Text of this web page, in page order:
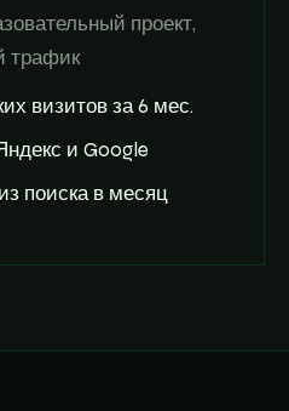
проект,
трафик
визитов за 6 мес.
и Google
поиска в месяц